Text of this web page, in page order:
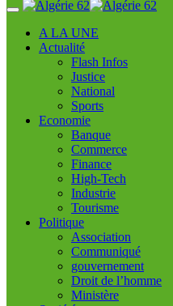
A LA UNE
Actualité
Flash Infos
Justice
National
Sports
Economie
Banque
Commerce
Finance
High-Tech
Industrie
Tourisme
Politique
Association
Communiqué
gouvernement
Droit de l’homme
Ministère